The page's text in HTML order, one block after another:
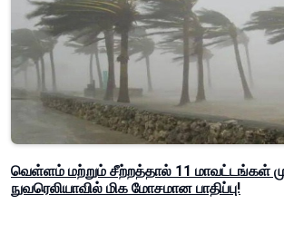
வெள்ளம் மற்றும் சீற்றத்தால் 11 மாவட்டங்கள்
நுவரெலியாவில் மிக மோசமான பாதிப்பு!